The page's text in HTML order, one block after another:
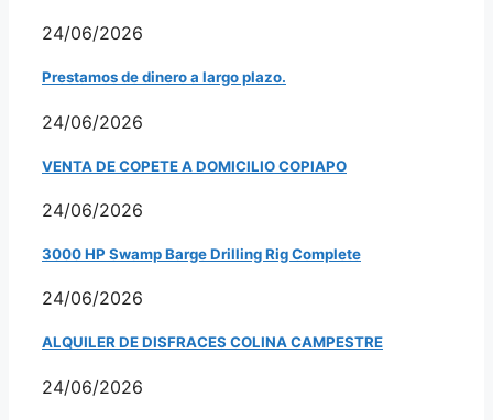
24/06/2026
Prestamos de dinero a largo plazo.
24/06/2026
VENTA DE COPETE A DOMICILIO COPIAPO
24/06/2026
3000 HP Swamp Barge Drilling Rig Complete
24/06/2026
ALQUILER DE DISFRACES COLINA CAMPESTRE
24/06/2026